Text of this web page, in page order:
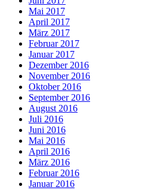
Mai 2017
April 2017
März 2017
Februar 2017
Januar 2017
Dezember 2016
November 2016
Oktober 2016
September 2016
August 2016
Juli 2016
Juni 2016
Mai 2016
April 2016
März 2016
Februar 2016
Januar 2016